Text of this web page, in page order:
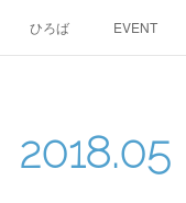
ひろば EVENT
2018.05